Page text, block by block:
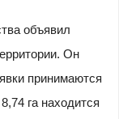
объявил
Он
принимаются
га находится